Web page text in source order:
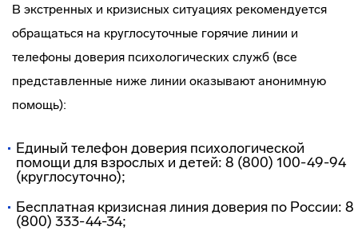
В экстренных и кризисных ситуациях рекомендуется
обращаться на круглосуточные горячие линии и
телефоны доверия психологических служб (все
представленные ниже линии оказывают анонимную
помощь):
Единый телефон доверия психологической
помощи для взрослых и детей: 8 (800) 100-49-94
(круглосуточно);
Бесплатная кризисная линия доверия по России: 8
(800) 333-44-34;